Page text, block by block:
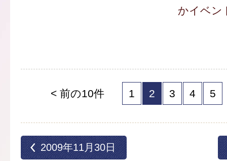
かイベン
< 前の10件 1 2 3 4 5
2009年11月30日